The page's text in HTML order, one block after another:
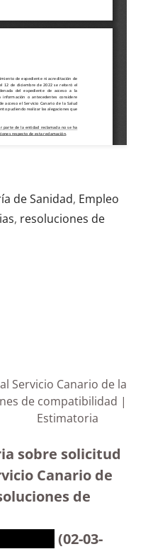
de Sanidad, Empleo
, resoluciones de
Servicio Canario de la
de compatibilidad |
Estimatoria
sobre solicitud
Canario de
de
(02-03-